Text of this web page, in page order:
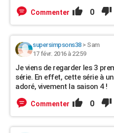
Commenter 0
supersimpsons38> Sam
17 févr. 2016 à 22:59
Je viens de regarder les 3
série. En effet, cette série à
adoré, vivement la saison 4 !
Commenter 0